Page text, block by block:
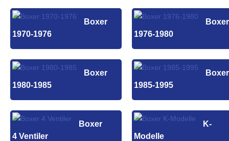
Boxer
1970-1976
Boxer
1976-1980
Boxer
1980-1985
Boxer
1985-1995
Boxer
4 Ventiler
K-
Modelle